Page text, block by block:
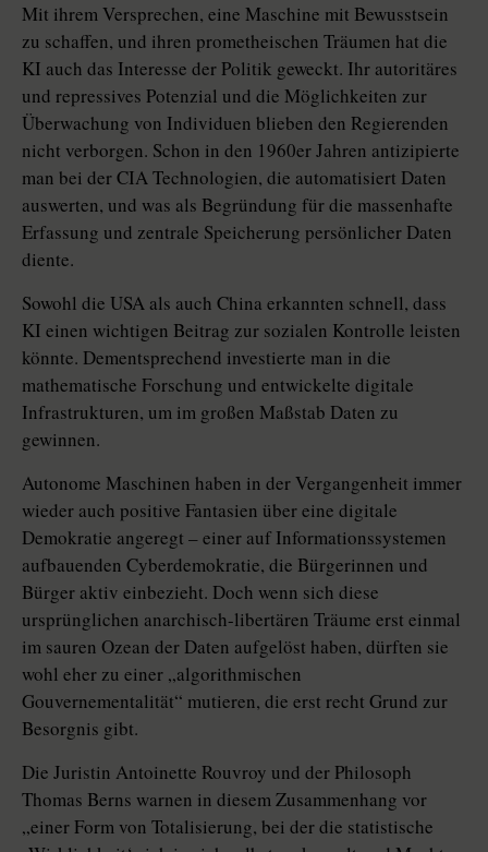
Mit ihrem Versprechen, eine Maschine mit Bewusstsein
zu schaffen, und ihren prometheischen Träumen hat die
KI auch das Interesse der Politik geweckt. Ihr autoritäres
und ­repressives Potenzial und die Möglichkeiten zur
Überwachung von Individuen blieben den Regierenden
nicht verborgen. Schon in den 1960er Jahren antizipierte
man bei der CIA Technologien, die automatisiert Daten
auswerten, und was als Begründung für die massenhafte
Erfassung und zentrale Speicherung persönlicher Daten
diente.
Sowohl die USA als auch China erkannten schnell, dass
KI einen wichtigen Beitrag zur sozialen Kontrolle leisten
könnte. Dementsprechend investierte man in die
mathematische Forschung und entwickelte digitale
Infrastrukturen, um im großen Maßstab Daten zu
gewinnen.
Autonome Maschinen haben in der Vergangenheit immer
wieder auch positive Fantasien über eine digitale
Demokratie angeregt – einer auf Informationssystemen
aufbauenden Cyberdemokratie, die Bürgerinnen und
Bürger aktiv einbezieht. Doch wenn sich diese
ursprünglichen anarchisch-libertären Träume erst einmal
im sauren Ozean der Daten aufgelöst haben, dürften sie
wohl eher zu einer „algorithmischen
Gouvernementalität“ mutieren, die erst recht Grund zur
Besorgnis gibt.
Die Juristin Antoinette Rouvroy und der Philosoph
Thomas Berns warnen in diesem Zusammenhang vor
„einer Form von Totalisierung, bei der die statistische